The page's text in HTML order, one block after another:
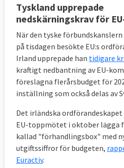
Egna medel
Nya EU-skatter, så kallade
tas fram och redan
reformeras. Från den
förpackningsplast på 0,8
delfinansieringar av EU:s
utredas är en tull på
tillverkas utanför EU med
Tyskland upprepade
nedskärningskrav för
När den tyske
på tisdagen besökte EU:s
Irland upprepade han tidigare
kraftigt nedbantning av EU-
föreslagna flerårsbudget för
inställning som också delas av
Det irländska
EU-toppmötet i oktober lägga
kallad "förhandlingsbox" med
utgiftssiffror för budgeten,
Euractiv.